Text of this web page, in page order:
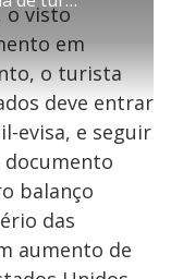
e
n
a
o visto
em
o turista
deve entrar
evisa, e seguir
documento
balanço
das
aumento de